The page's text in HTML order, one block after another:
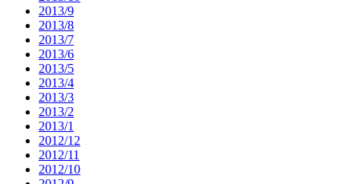
2013/9
2013/8
2013/7
2013/6
2013/5
2013/4
2013/3
2013/2
2013/1
2012/12
2012/11
2012/10